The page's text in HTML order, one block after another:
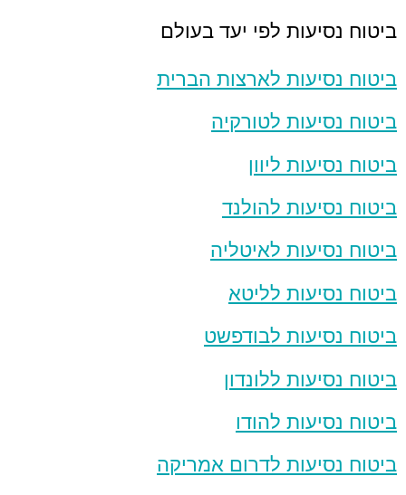
ביטוח נסיעות לפי יעד בעולם
ביטוח נסיעות לארצות הברית
ביטוח נסיעות לטורקיה
ביטוח נסיעות ליוון
ביטוח נסיעות להולנד
ביטוח נסיעות לאיטליה
ביטוח נסיעות לליטא
ביטוח נסיעות לבודפשט
ביטוח נסיעות ללונדון
ביטוח נסיעות להודו
ביטוח נסיעות לדרום אמריקה